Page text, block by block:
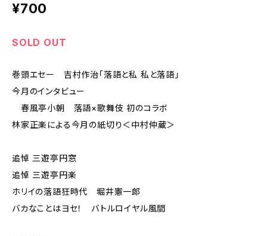
¥700
SOLD OUT
巻頭エセー 吉村作治「落語と私 私と落語」
今月のインタビュー
春風亭小朝 落語×歌舞伎 初のコラボ
林家正楽による今月の紙切り＜中村仲蔵＞
追悼 三遊亭円窓
追悼 三遊亭円楽
ホリイの落語狂時代 堀井憲一郎
バカなことはヨセ！ バトルロイヤル風間